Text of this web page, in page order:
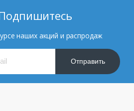
наших акций и распродаж
Отправить